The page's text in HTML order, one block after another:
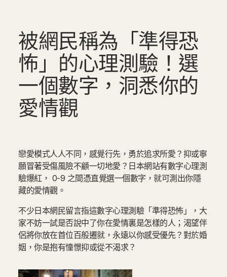
被網民稱為「準得恐
怖」的心理測驗！選
一個數字，洞悉你的
愛情觀
戀愛模式人人不同，感覺行先，勇於追求所愛？抑或寧
願冒著受傷風險不顧一切地愛？日本網站有數字心理測
驗爆紅， 0-9 之間憑直覺選一個數字，就可測出你隱
藏的愛情觀。
不少日本網民留言指這數字心理測驗「準得恐怖」，大
家不妨一試是否說中了你在愛情裏是怎樣的人；渴望伴
侶將你放在首位百般遷就，永遠以你感受優先？對於婚
姻，你是抱有憧憬抑或從不渴求？